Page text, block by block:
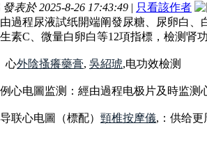
發表於 2025-8-26 17:43:49 | 只看該作者
過程尿液試纸開端阐發尿糖、尿卵白
素C、微量白卵白等12項指標，檢测肾
心外陰搔癢藥膏, 吳紹琥,电功效檢测
心电圖监测：經由過程电极片及時监测
联心电圖（標配） 頸椎按摩儀,：供给